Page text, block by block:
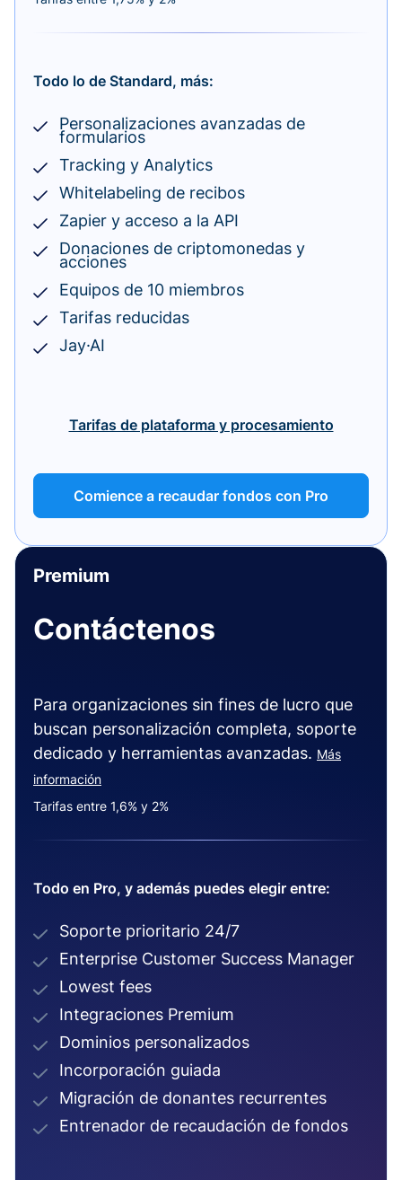
Todo lo de Standard, más:
Personalizaciones avanzadas de
formularios
Tracking y Analytics
Whitelabeling de recibos
Zapier y acceso a la API
Donaciones de criptomonedas y
acciones
Equipos de 10 miembros
Tarifas reducidas
Jay·AI
Tarifas de plataforma y procesamiento
Comience a recaudar fondos con Pro
Premium
Contáctenos
Para organizaciones sin fines de lucro que
buscan personalización completa, soporte
dedicado y herramientas avanzadas. Más
información
Tarifas entre 1,6% y 2%
Todo en Pro, y además puedes elegir entre:
Soporte prioritario 24/7
Enterprise Customer Success Manager
Lowest fees
Integraciones Premium
Dominios personalizados
Incorporación guiada
Migración de donantes recurrentes
Entrenador de recaudación de fondos